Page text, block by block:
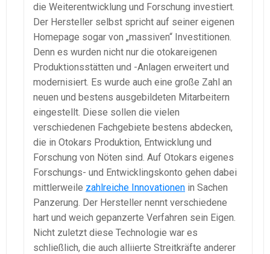
die Weiterentwicklung und Forschung investiert.
Der Hersteller selbst spricht auf seiner eigenen
Homepage sogar von „massiven“ Investitionen.
Denn es wurden nicht nur die otokareigenen
Produktionsstätten und -Anlagen erweitert und
modernisiert. Es wurde auch eine große Zahl an
neuen und bestens ausgebildeten Mitarbeitern
eingestellt. Diese sollen die vielen
verschiedenen Fachgebiete bestens abdecken,
die in Otokars Produktion, Entwicklung und
Forschung von Nöten sind. Auf Otokars eigenes
Forschungs- und Entwicklingskonto gehen dabei
mittlerweile zahlreiche Innovationen in Sachen
Panzerung. Der Hersteller nennt verschiedene
hart und weich gepanzerte Verfahren sein Eigen.
Nicht zuletzt diese Technologie war es
schließlich, die auch alliierte Streitkräfte anderer